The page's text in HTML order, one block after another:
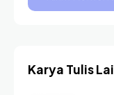
Karya Tulis